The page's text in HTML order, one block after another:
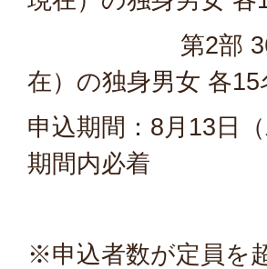
第2部 36歳以
在）の独身男女 各15
申込期間：8月13日
期間内必着
※申込者数が定員を